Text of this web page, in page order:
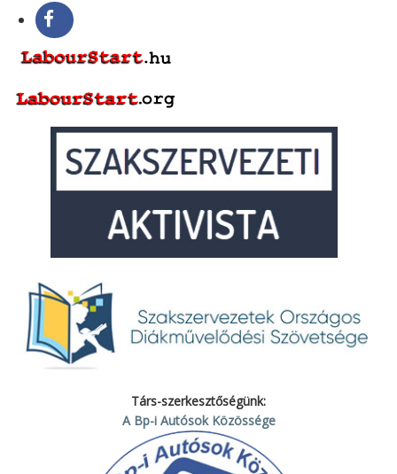
Társ-szerkesztőségünk:
A Bp-i Autósok Közössége